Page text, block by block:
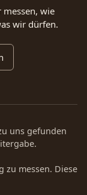
SOCIAL MEDIA
wie
wir dürfen.
uns gefunden
zu messen. Diese